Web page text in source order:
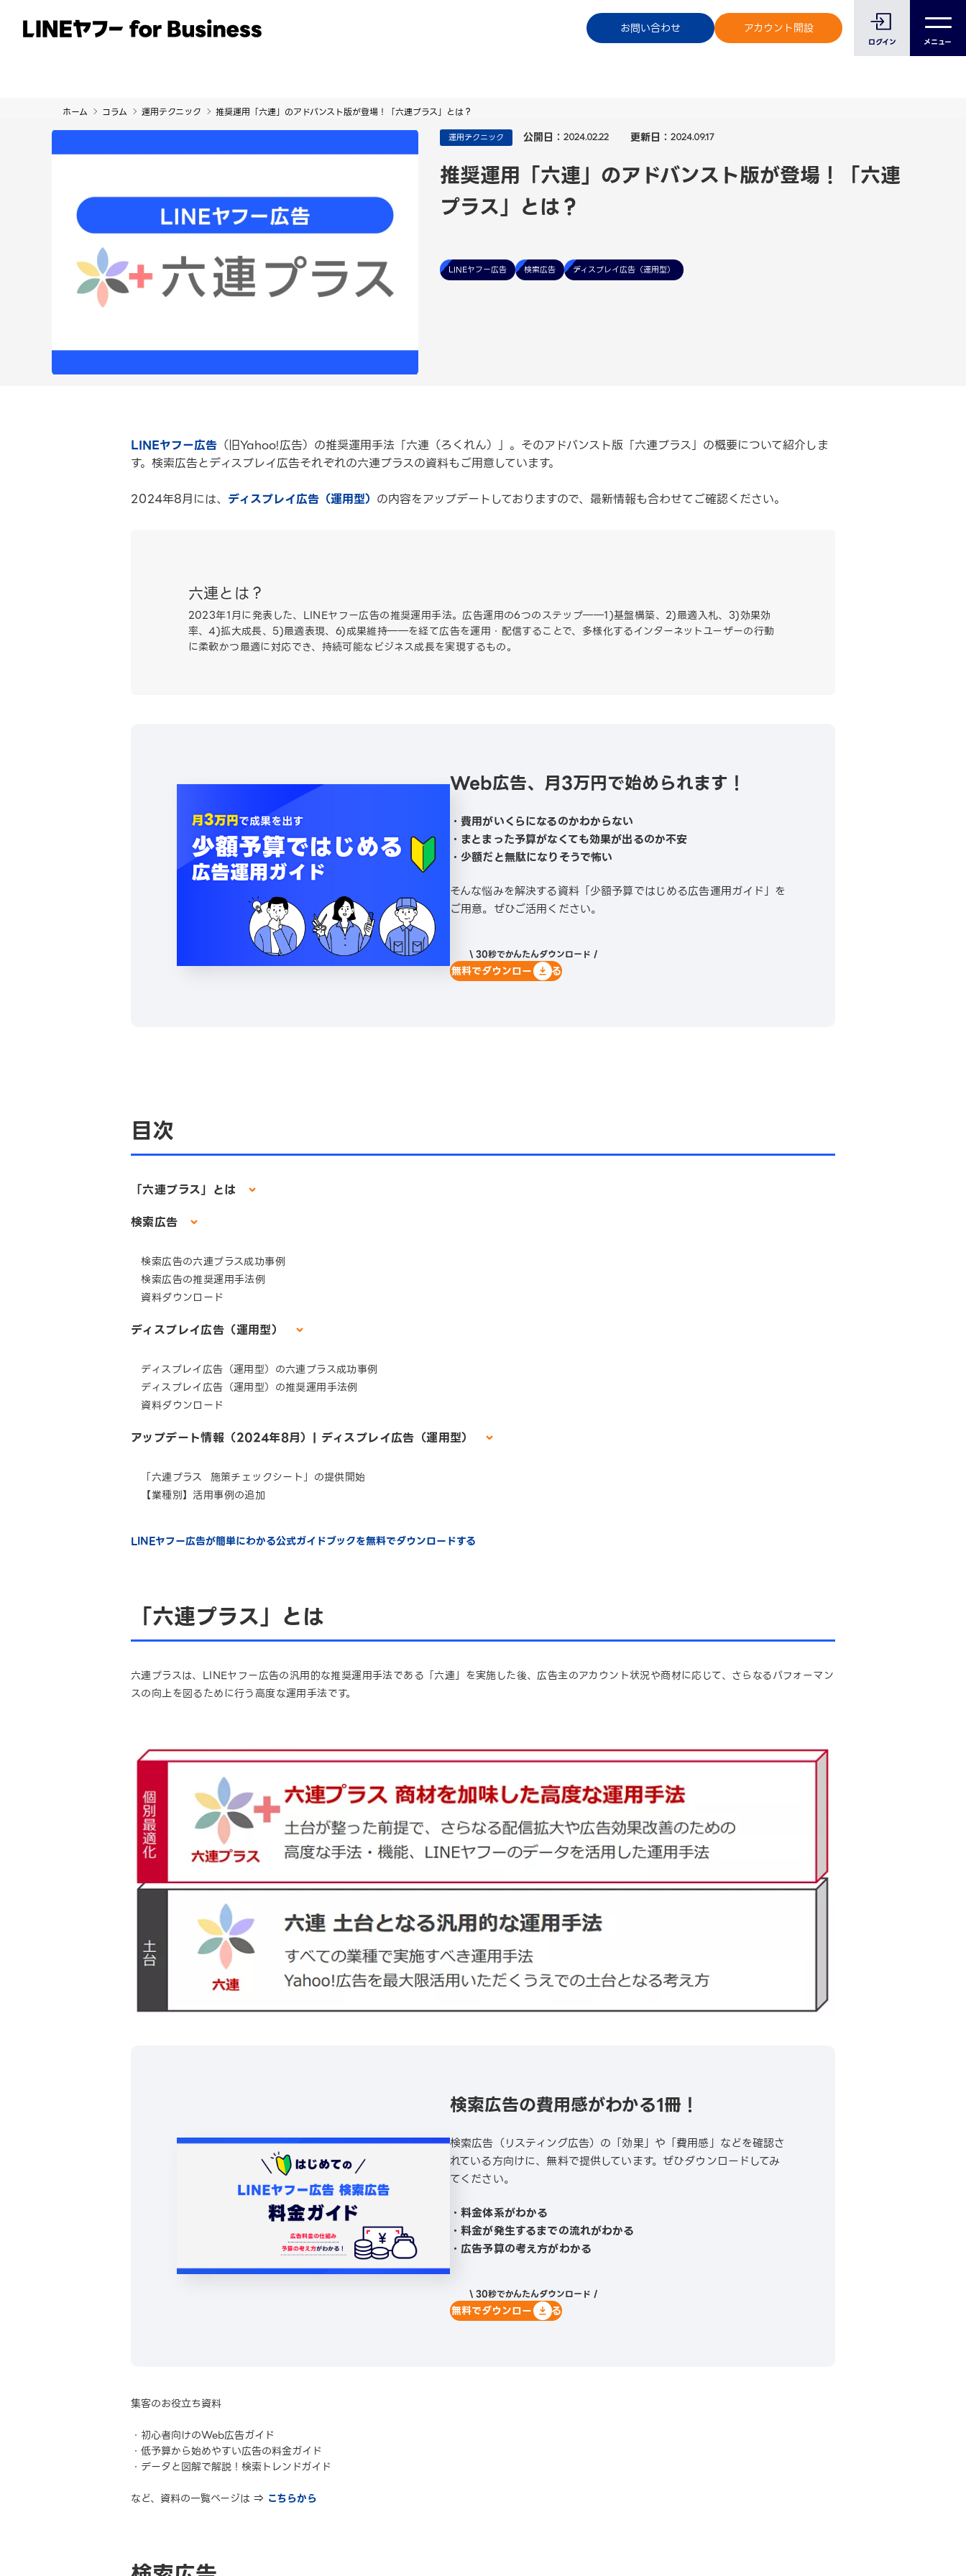
お問い合わせ アカウント開設
ログイン メニュー
サービス 事例 イベント・セミナー ご利用中のお客様へ
ホーム コラム 運用テクニック 推奨運用「六連」のアドバンスト版が登場！「六連プラス」とは？
運用テクニック 公開日： 2024.02.22 更新日： 2024.09.17
推奨運用「六連」のアドバンスト版が登場！「六連
プラス」とは？
LINEヤフー広告 検索広告 ディスプレイ広告（運用型）
LINEヤフー広告 （旧Yahoo!広告）の推奨運用手法「六連（ろくれん）」。そのアドバンスト版「六連プラス」の概要について紹介しま
す。検索広告とディスプレイ広告それぞれの六連プラスの資料もご用意しています。
2024年8月には、 ディスプレイ広告（運用型） の内容をアップデートしておりますので、最新情報も合わせてご確認ください。
六連とは？
2023年1月に発表した、LINEヤフー広告の推奨運用手法。広告運用の6つのステップ――1)基盤構築、2)最適入札、3)効果効
率、4)拡大成長、5)最適表現、6)成果維持――を経て広告を運用・配信することで、多様化するインターネットユーザーの行動
に柔軟かつ最適に対応でき、持続可能なビジネス成長を実現するもの。
Web広告、月3万円で始められます！
・費用がいくらになるのかわからない
・まとまった予算がなくても効果が出るのか不安
・少額だと無駄になりそうで怖い
そんな悩みを解決する資料「少額予算ではじめる広告運用ガイド」を
ご用意。ぜひご活用ください。
\ 30秒でかんたんダウンロード /
無料でダウンロードする
目次
「六連プラス」とは
検索広告
検索広告の六連プラス成功事例
検索広告の推奨運用手法例
資料ダウンロード
ディスプレイ広告（運用型）
ディスプレイ広告（運用型）の六連プラス成功事例
ディスプレイ広告（運用型）の推奨運用手法例
資料ダウンロード
アップデート情報（2024年8月）| ディスプレイ広告（運用型）
「六連プラス 施策チェックシート」の提供開始
【業種別】活用事例の追加
LINEヤフー広告が簡単にわかる公式ガイドブックを無料でダウンロードする
「六連プラス」とは
六連プラスは、LINEヤフー広告の汎用的な推奨運用手法である「六連」を実施した後、広告主のアカウント状況や商材に応じて、さらなるパフォーマン
スの向上を図るために行う高度な運用手法です。
検索広告の費用感がわかる1冊！
検索広告（リスティング広告）の「効果」や「費用感」などを確認さ
れている方向けに、無料で提供しています。ぜひダウンロードしてみ
てください。
・料金体系がわかる
・料金が発生するまでの流れがわかる
・広告予算の考え方がわかる
\ 30秒でかんたんダウンロード /
無料でダウンロードする
集客のお役立ち資料
・初心者向けのWeb広告ガイド
・低予算から始めやすい広告の料金ガイド
・データと図解で解説！検索トレンドガイド
など、資料の一覧ページは ⇒ こちらから